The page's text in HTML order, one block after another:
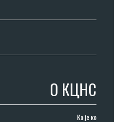
О КЦНС
Ко је ко